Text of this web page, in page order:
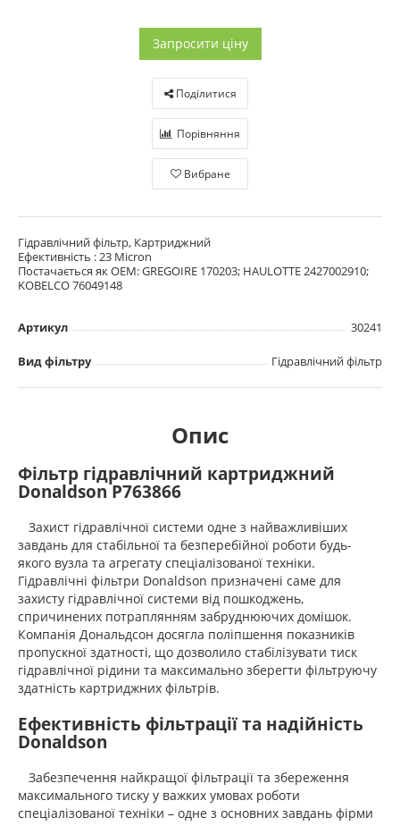
Запросити ціну
Поділитися
Порівняння
Вибране
Гідравлічний фільтр, Картриджний
Ефективність : 23 Micron
Постачається як OEM: GREGOIRE 170203; HAULOTTE 2427002910;
KOBELCO 76049148
Артикул 30241
Вид фільтру Гідравлічний фільтр
Опис
Фільтр гідравлічний картриджний
Donaldson P763866
Захист гідравлічної системи одне з найважливіших
завдань для стабільної та безперебійної роботи будь-
якого вузла та агрегату спеціалізованої техніки.
Гідравлічні фільтри Donaldson призначені саме для
захисту гідравлічної системи від пошкоджень,
спричинених потраплянням забруднюючих домішок.
Компанія Дональдсон досягла поліпшення показників
пропускної здатності, що дозволило стабілізувати тиск
гідравлічної рідини та максимально зберегти фільтруючу
здатність картриджних фільтрів.
Ефективність фільтрації та надійність
Donaldson
Забезпечення найкращої фільтрації та збереження
максимального тиску у важких умовах роботи
спеціалізованої техніки – одне з основних завдань фірми